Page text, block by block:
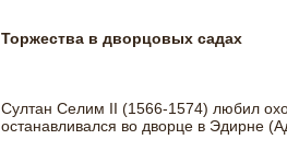
Торжества в дворцовых садах
Султан Селим II (1566-1574) любил
останавливался во дворце в Эдирне